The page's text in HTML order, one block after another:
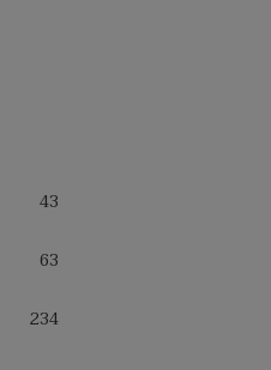
43
63
234